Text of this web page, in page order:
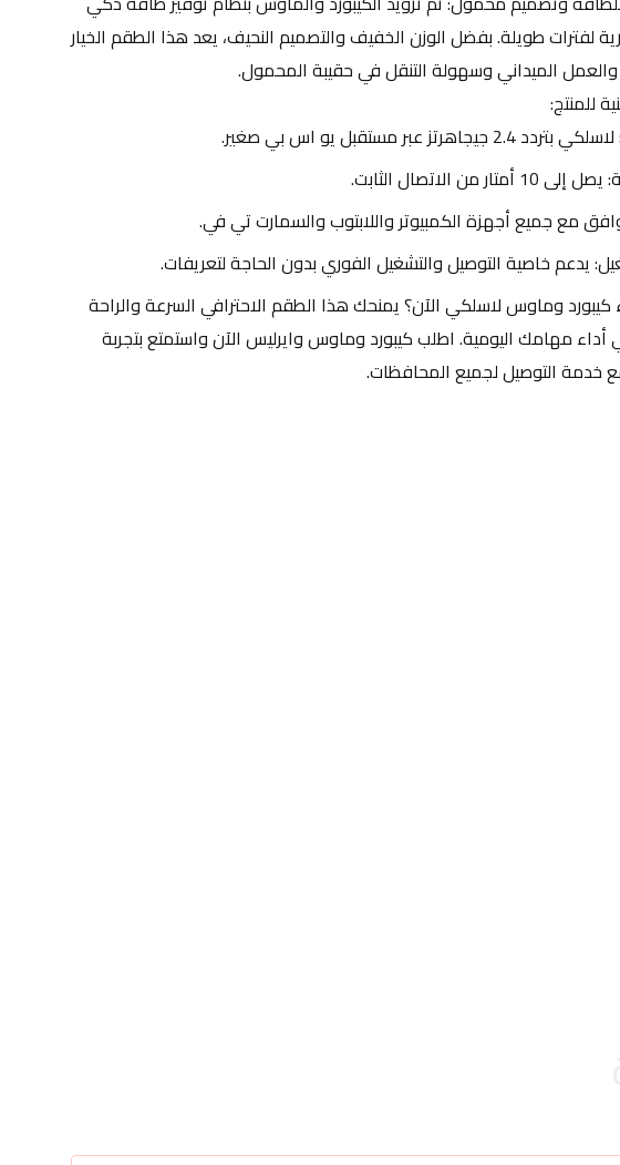
يطيل عمر البطارية لفترات طويلة. بفضل الوزن الخفيف والتصميم النحيف، يعد هذا الطقم الخيار
والعمل الميداني وسهولة التنقل في حقيبة المحمول.
للمنتج:
عبر مستقبل يو اس بي صغير.
من الاتصال الثابت.
مع جميع أجهزة الكمبيوتر واللابتوب والسمارت تي في.
يدعم خاصية التوصيل والتشغيل الفوري بدون الحاجة لتعريفات.
خدمة التوصيل لجميع المحافظات.